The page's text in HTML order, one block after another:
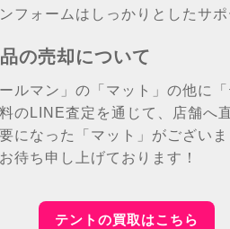
フォームはしっかりとしたサポ
の売却について
ルマン」の「マット」の他に
のLINE査定を通じて、店舗へ
になった「マット」がござい
待ち申し上げております！
テントの買取はこちら